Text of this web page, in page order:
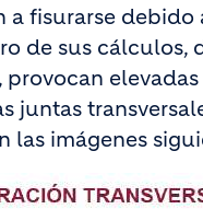
a fisurarse
de sus
juntas
las imágenes